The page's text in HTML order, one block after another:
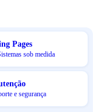
Pages
sob medida
e segurança